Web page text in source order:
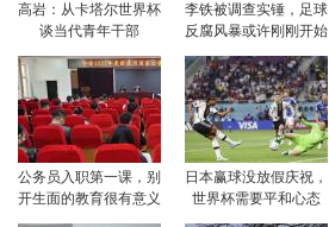
高岩：从卡塔尔世界杯
谈当代青年干部
李铁被调查实锤，足球
反腐风暴或许刚刚开始
公务员入职第一课，别
开生面的教育很有意义
日本赢球没放假庆祝，
世界杯需要平和心态